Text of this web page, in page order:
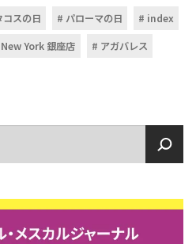
コスの日 パローマの日
index
York 銀座店
アガバレス